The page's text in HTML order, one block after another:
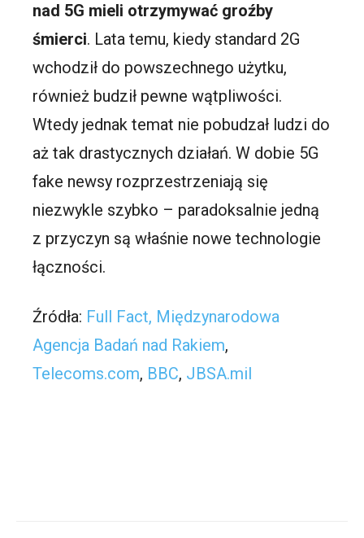
nad 5G mieli otrzymywać groźby
śmierci. Lata temu, kiedy standard 2G
wchodził do powszechnego użytku,
również budził pewne wątpliwości.
Wtedy jednak temat nie pobudzał ludzi do
aż tak drastycznych działań. W dobie 5G
fake newsy rozprzestrzeniają się
niezwykle szybko – paradoksalnie jedną
z przyczyn są właśnie nowe technologie
łączności.
Źródła: Full Fact, Międzynarodowa
Agencja Badań nad Rakiem,
Telecoms.com, BBC, JBSA.mil